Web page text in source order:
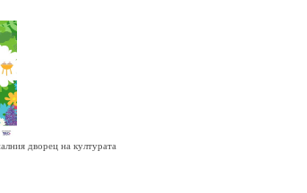
дворец на културата